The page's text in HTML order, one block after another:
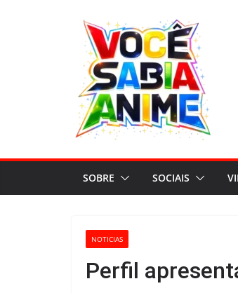
SOBRE SOCIAIS
NOTICIAS
Perfil